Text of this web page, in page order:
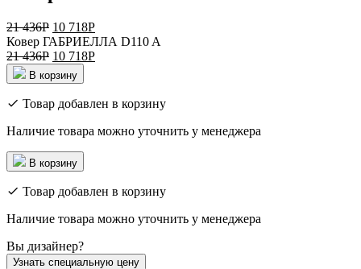
21 436Р 10 718Р
Ковер ГАБРИЕЛЛА D110 A
21 436Р 10 718Р
В корзину
Товар добавлен в корзину
Наличие товара можно уточнить у менеджера
В корзину
Товар добавлен в корзину
Наличие товара можно уточнить у менеджера
Вы дизайнер?
Узнать специальную цену